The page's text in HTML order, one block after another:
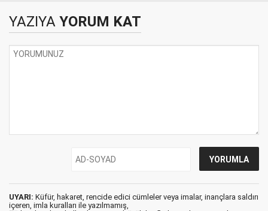
YAZIYA YORUM KAT
UYARI: Küfür, hakaret, rencide edici cümleler veya imalar, inançlara saldırı
içeren, imla kuralları ile yazılmamış,